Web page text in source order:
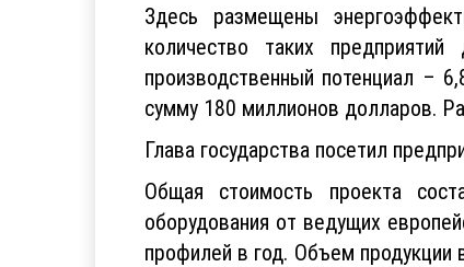
Здесь размещены
количество таких
производственный потенциал –
сумму 180 миллионов долларов.
Глава государства посетил
Общая стоимость проекта
оборудования от ведущих
профилей в год. Объем